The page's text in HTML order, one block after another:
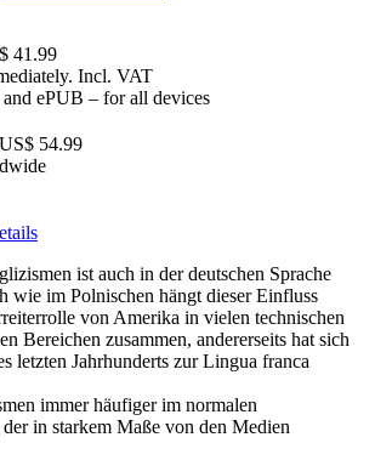
41.99
Incl. VAT
ePUB – for all devices
US$ 54.99
ist auch in der deutschen Sprache
wie im Polnischen hängt dieser Einfluss
von Amerika in vielen technischen
Bereichen zusammen, andererseits hat sich
letzten Jahrhunderts zur Lingua franca
immer häufiger im normalen
in starkem Maße von den Medien